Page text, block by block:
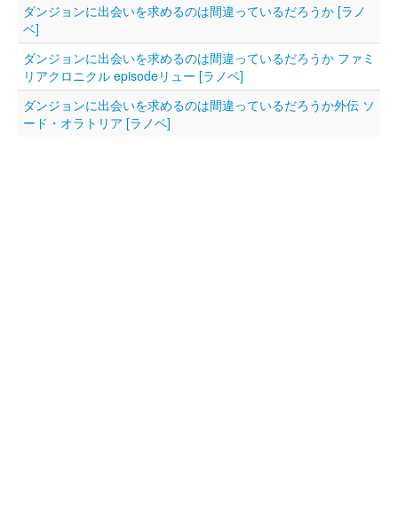
ダンジョンに出会いを求めるのは間違っているだろうか [ラノ
ベ]
ダンジョンに出会いを求めるのは間違っているだろうか ファミ
リアクロニクル episodeリュー [ラノベ]
ダンジョンに出会いを求めるのは間違っているだろうか外伝 ソ
ード・オラトリア [ラノベ]